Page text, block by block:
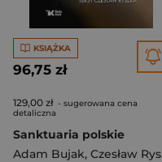
KSIĄŻKA
96,75 zł
129,00 zł - sugerowana cena
detaliczna
Sanktuaria polskie
Adam Bujak, Czesław Ryszka